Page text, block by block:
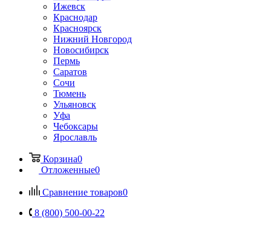
Ижевск
Краснодар
Красноярск
Нижний Новгород
Новосибирск
Пермь
Саратов
Сочи
Тюмень
Ульяновск
Уфа
Чебоксары
Ярославль
Корзина0
Отложенные0
Сравнение товаров0
8 (800) 500-00-22